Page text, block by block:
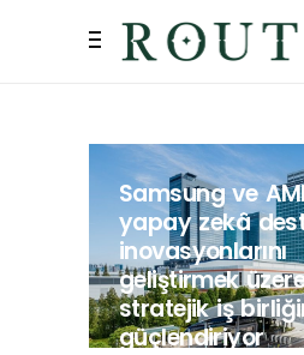
Samsung ve
yapay zekâ
inovasyonlarını
geliştirmek
stratejik iş
güçlendiriyor